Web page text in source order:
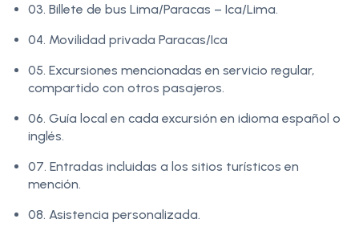
03. Billete de bus Lima/Paracas – Ica/Lima.
04. Movilidad privada Paracas/Ica
05. Excursiones mencionadas en servicio regular,
compartido con otros pasajeros.
06. Guía local en cada excursión en idioma español o
inglés.
07. Entradas incluidas a los sitios turísticos en
mención.
08. Asistencia personalizada.